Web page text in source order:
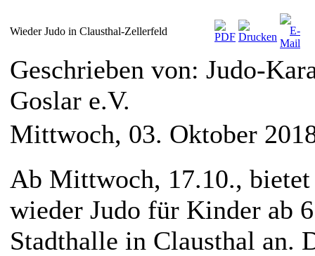
Wieder Judo in Clausthal-Zellerfeld
Geschrieben von: Judo-
Goslar e.V.
Mittwoch, 03. Oktober
Ab Mittwoch, 17.10., bietet
wieder Judo für Kinder ab
Stadthalle in Clausthal an.